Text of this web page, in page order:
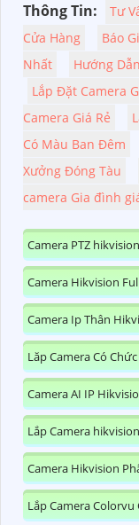
Thông Tin:
Tư
Cửa Hàng
Báo
Nhất
Hướng
Lắp Đặt Camera
Camera Giá Rẻ
Có Màu Ban Đêm
Xưởng Đóng Tàu
camera Gia đình
Camera PTZ hikvision
Camera Hikvision
Camera Ip Thân
Lăp Camera Có
Camera AI IP
Lắp Camera
Camera Hikvision
Lắp Camera